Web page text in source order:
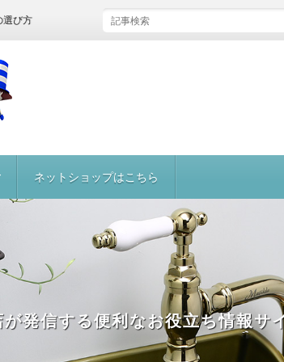
ネットショップはこちら
発信する便利なお役立ち情報サ